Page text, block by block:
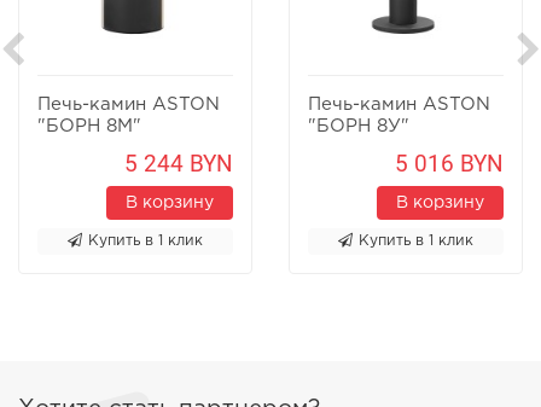
Печь-камин ASTON
"БОРН 8М"
5 244 BYN
В корзину
Купить в 1 клик
Печь-камин ASTON
"БОРН 8У"
5 016 BYN
В корзину
Купить в 1 клик